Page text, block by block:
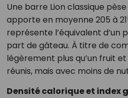
Une barre Lion classique
apporte en moyenne 205 à
représente l’équivalent d’un
part de gâteau. À titre de
légèrement plus qu’un fruit
réunis, mais avec moins de
Densité calorique et index